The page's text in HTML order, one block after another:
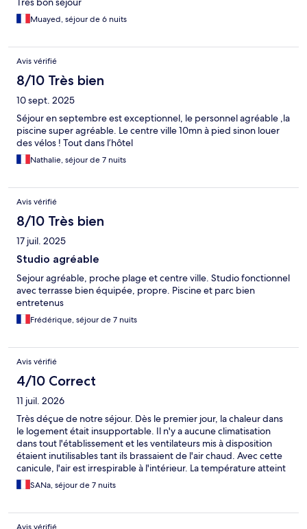
Muayed, séjour de 6 nuits
Avis vérifié
8/10 Très bien
10 sept. 2025
Séjour en septembre est exceptionnel, le personnel agréable ,la
piscine super agréable. Le centre ville 10mn à pied sinon louer
des vélos ! Tout dans l’hôtel
Nathalie, séjour de 7 nuits
Avis vérifié
8/10 Très bien
17 juil. 2025
Studio agréable
Sejour agréable, proche plage et centre ville. Studio fonctionnel
avec terrasse bien équipée, propre. Piscine et parc bien
entretenus
Frédérique, séjour de 7 nuits
Avis vérifié
4/10 Correct
11 juil. 2026
Très déçue de notre séjour. Dès le premier jour, la chaleur dans
le logement était insupportable. Il n'y a aucune climatisation
dans tout l'établissement et les ventilateurs mis à disposition
étaient inutilisables tant ils brassaient de l'air chaud. Avec cette
canicule, l'air est irrespirable à l'intérieur. La température atteint
encore 32 °C le soir. Il est impossible de dormir correctement :
nous ne nous endormons pas avant 4 heures du matin tellement
plus, les accès aux espaces extérieurs ferment à 23 h. Avec une
SANa, séjour de 7 nuits